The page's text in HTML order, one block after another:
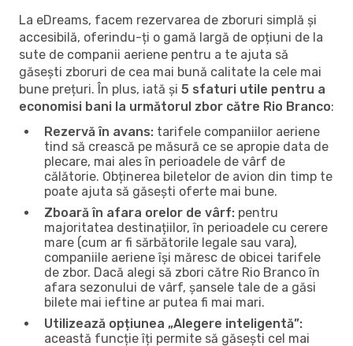
La eDreams, facem rezervarea de zboruri simplă și
accesibilă, oferindu-ți o gamă largă de opțiuni de la
sute de companii aeriene pentru a te ajuta să
găsești zboruri de cea mai bună calitate la cele mai
bune prețuri. În plus, iată și 5 sfaturi utile pentru a
economisi bani la următorul zbor către Rio Branco:
Rezervă în avans: tarifele companiilor aeriene
tind să crească pe măsură ce se apropie data de
plecare, mai ales în perioadele de vârf de
călătorie. Obținerea biletelor de avion din timp te
poate ajuta să găsești oferte mai bune.
Zboară în afara orelor de vârf: pentru
majoritatea destinațiilor, în perioadele cu cerere
mare (cum ar fi sărbătorile legale sau vara),
companiile aeriene își măresc de obicei tarifele
de zbor. Dacă alegi să zbori către Rio Branco în
afara sezonului de vârf, șansele tale de a găsi
bilete mai ieftine ar putea fi mai mari.
Utilizează opțiunea „Alegere inteligentă”:
această funcție îți permite să găsești cel mai